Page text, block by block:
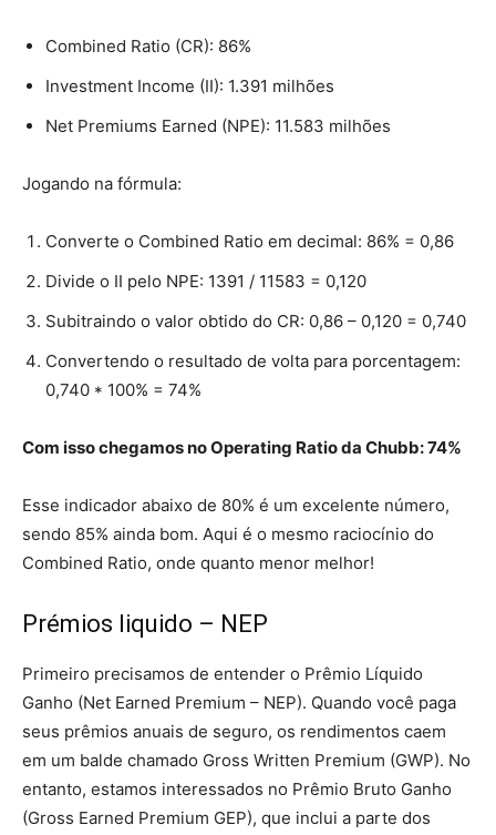
Combined Ratio (CR): 86%
Investment Income (II): 1.391 milhões
Net Premiums Earned (NPE): 11.583 milhões
Jogando na fórmula:
Converte o Combined Ratio em decimal: 86% = 0,86
Divide o II pelo NPE: 1391 / 11583 = 0,120
Subitraindo o valor obtido do CR: 0,86 – 0,120 = 0,740
Convertendo o resultado de volta para porcentagem:
0,740 * 100% = 74%
Com isso chegamos no Operating Ratio da Chubb: 74%
Esse indicador abaixo de 80% é um excelente número,
sendo 85% ainda bom. Aqui é o mesmo raciocínio do
Combined Ratio, onde quanto menor melhor!
Prémios liquido – NEP
Primeiro precisamos de entender o Prêmio Líquido
Ganho (Net Earned Premium – NEP). Quando você paga
seus prêmios anuais de seguro, os rendimentos caem
em um balde chamado Gross Written Premium (GWP). No
entanto, estamos interessados no Prêmio Bruto Ganho
(Gross Earned Premium GEP), que inclui a parte dos